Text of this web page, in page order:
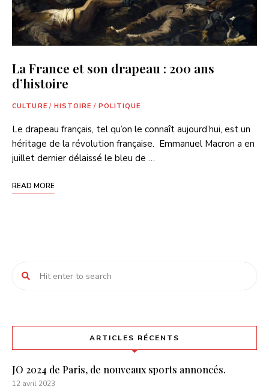
La France et son drapeau : 200 ans
d’histoire
CULTURE / HISTOIRE / POLITIQUE
Le drapeau français, tel qu’on le connaît aujourd’hui, est un
héritage de la révolution française. Emmanuel Macron a en
juillet dernier délaissé le bleu de …
READ MORE
ARTICLES RÉCENTS
JO 2024 de Paris, de nouveaux sports annoncés.
12 avril 2023